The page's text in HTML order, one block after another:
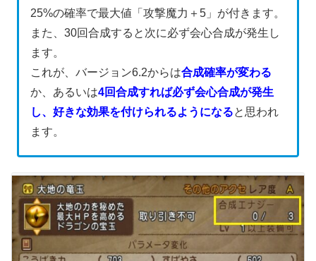
25%の確率で最大値「攻撃魔力＋5」が付きます。
また、30回合成すると次に必ず会心合成が発生し
ます。
これが、バージョン6.2からは合成確率が変わる
か、あるいは4回合成すれば必ず会心合成が発生
し、好きな効果を付けられるようになると思われ
ます。